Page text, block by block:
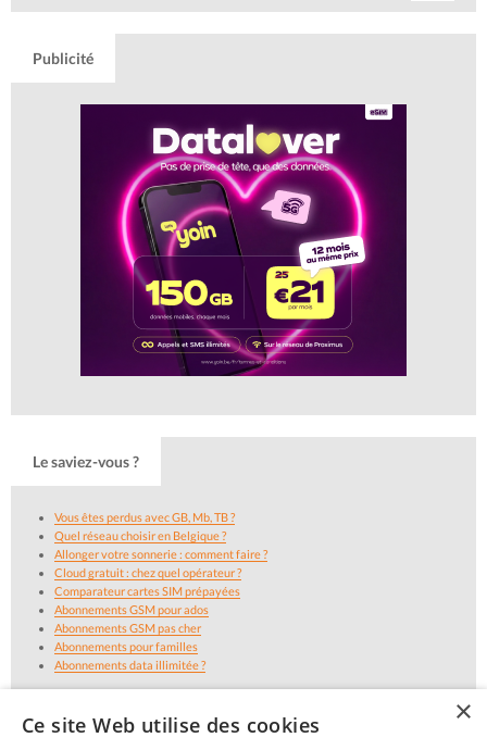
Publicité
Le saviez-vous ?
Vous êtes perdus avec GB, Mb, TB ?
Quel réseau choisir en Belgique ?
Allonger votre sonnerie : comment faire ?
Cloud gratuit : chez quel opérateur ?
Comparateur cartes SIM prépayées
Abonnements GSM pour ados
Abonnements GSM pas cher
Abonnements pour familles
Abonnements data illimitée ?
×
Ce site Web utilise des cookies